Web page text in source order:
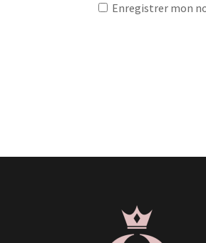
Enregistrer mon